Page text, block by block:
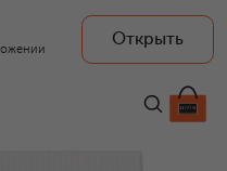
Открыть
3 650 ₽